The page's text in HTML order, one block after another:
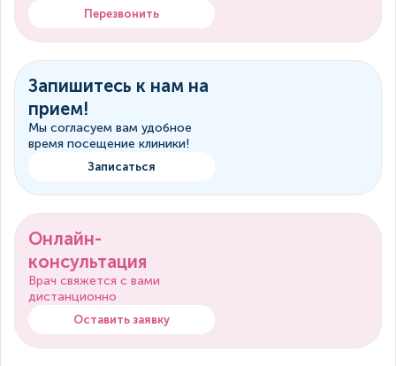
Перезвонить
Запишитесь к нам на
прием!
Мы согласуем вам удобное
время посещение клиники!
Записаться
Онлайн-
консультация
Врач свяжется с вами
дистанционно
Оставить заявку